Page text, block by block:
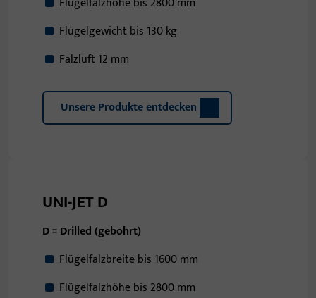
Flügelgewicht bis 130 kg
Falzluft 12 mm
Unsere Produkte entdecken
UNI-JET D
D = Drilled (gebohrt)
Flügelfalzbreite bis 1600 mm
Flügelfalzhöhe bis 2800 mm